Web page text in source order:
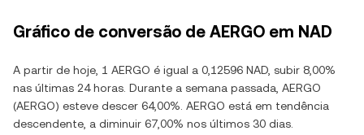
Gráfico de conversão de AERGO em NAD
A partir de hoje, 1 AERGO é igual a 0,12596 NAD, subir 8,00%
nas últimas 24 horas. Durante a semana passada, AERGO
(AERGO) esteve descer 64,00%. AERGO está em tendência
descendente, a diminuir 67,00% nos últimos 30 dias.